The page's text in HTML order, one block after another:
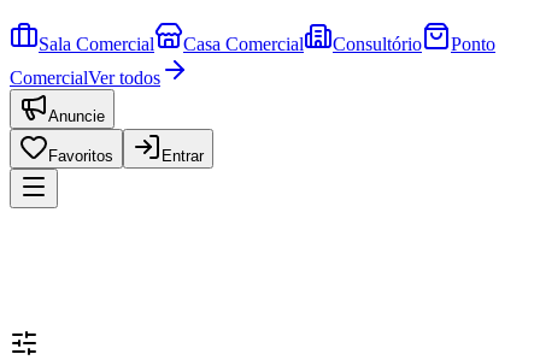
Sala Comercial Casa Comercial Consultório
Ponto
ComercialVer todos
Anuncie
Favoritos Entrar